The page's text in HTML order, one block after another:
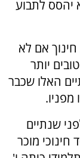
יהסס לתבוע
אם לא
יותר
האלו שכבר
שנתיים
מוכר